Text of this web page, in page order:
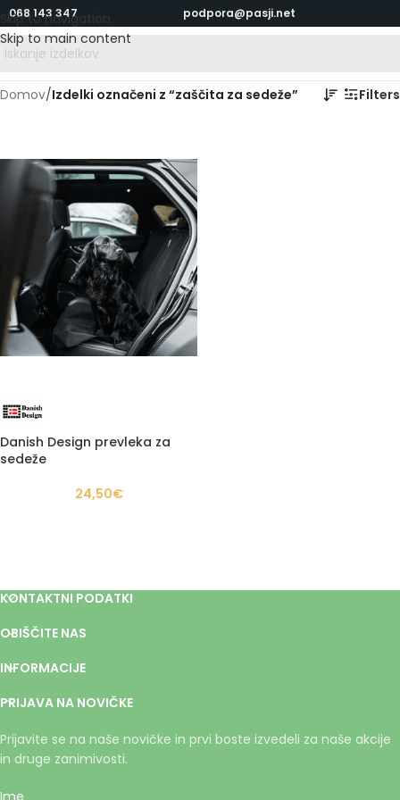
Skip to navigation
Skip to main content
068 143 347 podpora@pasji.net
Domov/Izdelki označeni z “zaščita za sedeže” Filters
Danish Design prevleka za
sedeže
24,50€
KONTAKTNI PODATKI
OBIŠČITE NAS
INFORMACIJE
PRIJAVA NA NOVIČKE
Prijavite se na naše novičke in prvi boste izvedeli za naše akcije
in druge zanimivosti.
Ime